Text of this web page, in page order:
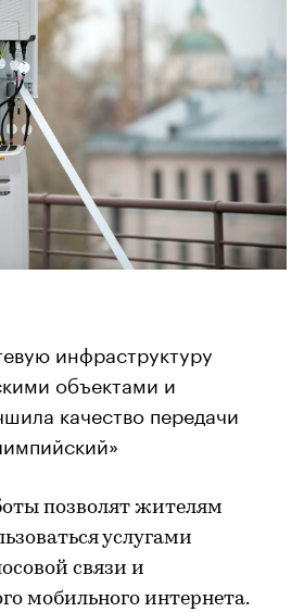
инфраструктуру
объектами и
качество передачи
позволят жителям
услугами
связи и
мобильного интернета.